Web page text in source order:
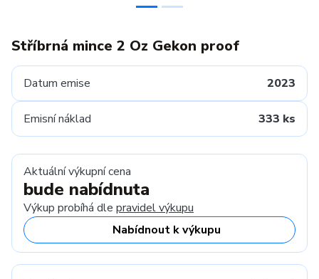
Stříbrná mince 2 Oz Gekon proof
Datum emise 2023
Emisní náklad 333 ks
Aktuální výkupní cena
bude nabídnuta
Výkup probíhá dle pravidel výkupu
Nabídnout k výkupu